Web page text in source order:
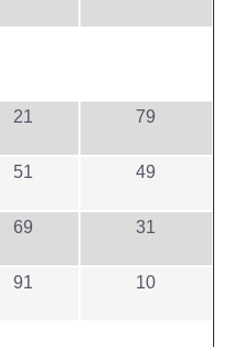
21 79
51 49
69 31
91 10